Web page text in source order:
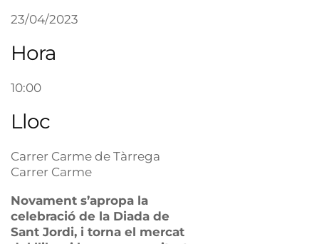
23/04/2023
Hora
10:00
Lloc
Carrer Carme de Tàrrega
Carrer Carme
Novament s’apropa la
celebració de la Diada de
Sant Jordi, i torna el mercat